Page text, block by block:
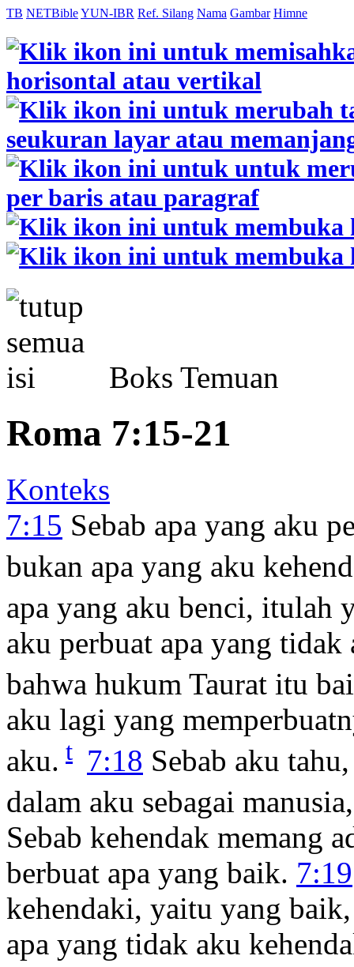
TB NETBibleYUN-IBR Ref. Silang Nama Gambar Himne
Boks Temuan
Roma 7:15-21
Konteks
7:15 Sebab apa yang aku
bukan apa yang aku
apa yang aku benci, itulah
aku perbuat apa yang
bahwa hukum Taurat itu
aku lagi yang
aku. t 7:18 Sebab aku
dalam aku sebagai manusia,
Sebab kehendak memang
berbuat apa yang baik. 7:19
kehendaki, yaitu yang
apa yang tidak aku